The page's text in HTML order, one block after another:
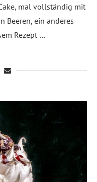
mal vollständig mit
Beeren, ein anderes
Rezept …